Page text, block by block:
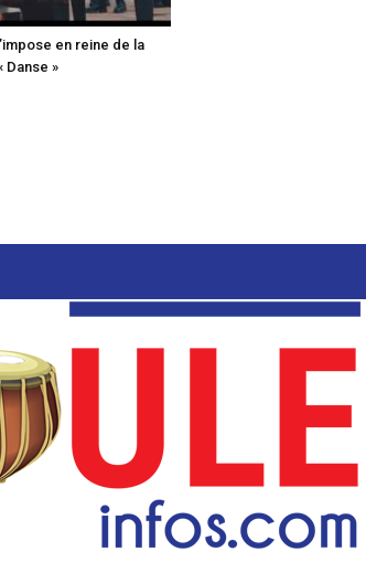
en reine de la
Danse »